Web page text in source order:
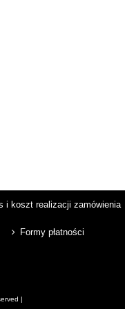
i koszt realizacji zamówienia
Formy płatności
|